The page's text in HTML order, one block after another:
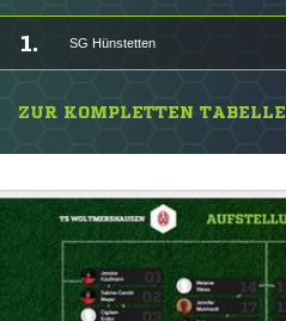
1. SG Hünstetten
ZUR KOMPLETTEN TABELLE